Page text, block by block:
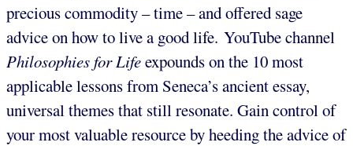
precious commodity – time – and offered sage
advice on how to live a good life. YouTube channel
Philosophies for Lifeexpounds on the 10 most
applicable lessons from Seneca’s ancient essay,
universal themes that still resonate. Gain control of
your most valuable resource by heeding the advice of